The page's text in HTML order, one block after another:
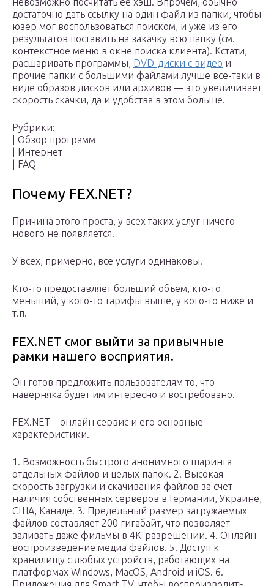
достаточно дать ссылку на один файл из папки, чтобы
юзер мог воспользоваться поиском, и уже из его
результатов поставить на закачку всю папку (см.
контекстное меню в окне поиска клиента). Кстати,
расшаривать программы, DVD-диски с видео и
прочие папки с большими файлами лучше все-таки в
виде образов дисков или архивов — это увеличивает
скорость скачки, да и удобства в этом больше.
Рубрики:
| Обзор программ
| Интернет
| FAQ
Почему FEX.NET?
Причина этого проста, у всех таких услуг ничего
нового не появляется.
У всех, примерно, все услуги одинаковы.
Кто-то предоставляет больший объем, кто-то
меньший, у кого-то тарифы выше, у кого-то ниже и
т.п.
FEX.NET смог выйти за привычные
рамки нашего восприятия.
Он готов предложить пользователям то, что
наверняка будет им интересно и востребовано.
FEX.NET – онлайн сервис и его основные
характеристики.
1. Возможность быстрого анонимного шаринга
отдельных файлов и целых папок. 2. Высокая
скорость загрузки и скачивания файлов за счет
наличия собственных серверов в Германии, Украине,
США, Канаде. 3. Предельный размер загружаемых
файлов составляет 200 гигабайт, что позволяет
заливать даже фильмы в 4К-разрешении. 4. Онлайн
воспроизведение медиа файлов. 5. Доступ к
хранилищу с любых устройств, работающих на
платформах Windows, MacOS, Android и iOS. 6.